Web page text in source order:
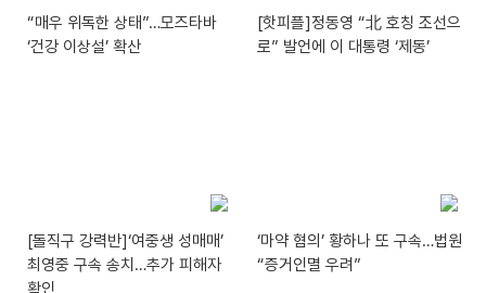
“매우 위독한 상태”…모즈타바
‘건강 이상설’ 확산
[핫피플]정동영 “北 호칭 조선으
로” 발언에 이 대통령 ‘제동’
[돌직구 강력반]‘여중생 성매매’
최영중 구속 송치…추가 피해자
확인
‘마약 혐의’ 황하나 또 구속…법원
“증거인멸 우려”